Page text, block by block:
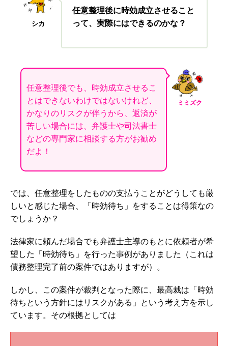
シカ
任意整理後に時効成立させること
って、実際にはできるのかな？
ミミズク
任意整理後でも、時効成立させるこ
とはできないわけではないけれど、
かなりのリスクが伴うから、返済が
苦しい場合には、弁護士や司法書士
などの専門家に相談する方がお勧め
だよ！
では、任意整理をしたものの支払うことがどうしても厳
しいと感じた場合、「時効待ち」をすることは得策なの
でしょうか？
法律家に頼んだ場合でも弁護士主導のもとに依頼者が希
望した「時効待ち」を行った事例がありました（これは
債務整理完了前の案件ではありますが）。
しかし、この案件が裁判となった際に、最高裁は「時効
待ちという方針にはリスクがある」という考え方を示し
ています。その根拠としては